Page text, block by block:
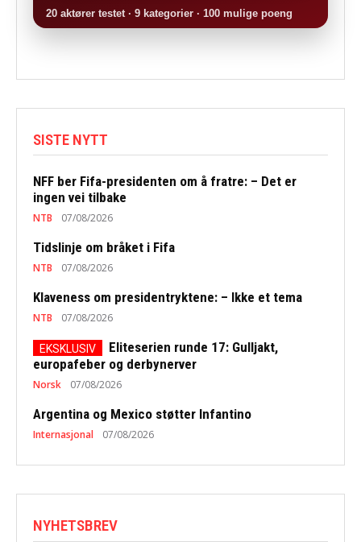
20 aktører testet · 9 kategorier · 100 mulige poeng
SISTE NYTT
NFF ber Fifa-presidenten om å fratre: – Det er
ingen vei tilbake
NTB 07/08/2026
Tidslinje om bråket i Fifa
NTB 07/08/2026
Klaveness om presidentryktene: – Ikke et tema
NTB 07/08/2026
Eliteserien runde 17: Gulljakt,
europafeber og derbynerver
Norsk 07/08/2026
Argentina og Mexico støtter Infantino
Internasjonal 07/08/2026
NYHETSBREV